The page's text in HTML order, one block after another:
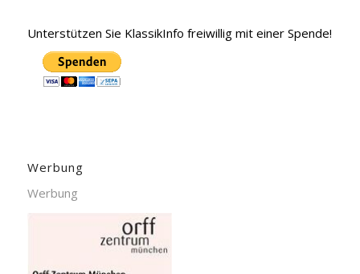
Unterstützen Sie KlassikInfo freiwillig mit einer Spende!
Werbung
Werbung